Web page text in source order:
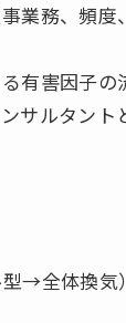
業務、頻
有害因子
ルタント
→全体換気）